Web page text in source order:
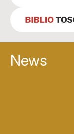
catalogo
News